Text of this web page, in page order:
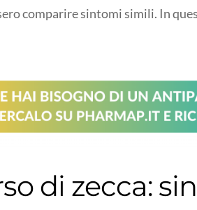
comparire sintomi simili. In
di zecca: